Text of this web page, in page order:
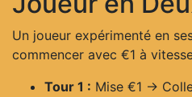
Un joueur expérimenté en
commencer avec €1 à
Tour 1 : Mise €1 →